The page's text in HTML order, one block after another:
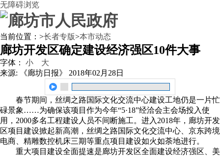
无障碍浏览
当前位置： >长者专版>本市动态
廊坊开发区确定建设经济强区10件大事
字体： 小
大
来源: 《廊坊日报》
2018年02月28日
春节期间，丝绸之路国际文化交流中心建设工地仍是一片忙
碌景象……为确保该项目作为今年“5·18”经洽会主会场投入使
用，2000多名工程建设人员不间断施工。进入2018年，廊坊开发
区项目建设掀起新高潮，丝绸之路国际文化交流中心、京东跨境
电商、精雕数控机床三期等重点项目建设如火如荼地进行。
重大项目建设全面提速是廊坊开发区全面建设经济强区、美